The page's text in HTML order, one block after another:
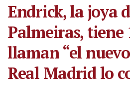
Endrick, la joya
Palmeiras, tiene
llaman “el
Real Madrid lo